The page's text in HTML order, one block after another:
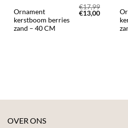
Ornament
kerstboom berries
zand – 40 CM
€17,99
Oorspronkelijke
prijs
€13,00Huidige
€13,00.
OVER ONS